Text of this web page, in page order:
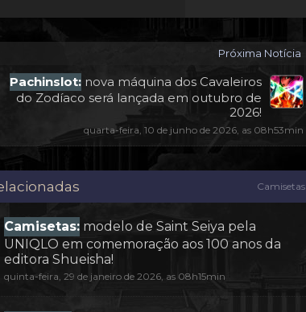
Próxima Notícia
Pachinslot: nova máquina dos Cavaleiros
do Zodíaco será lançada em outubro de
2026!
quarta-feira, 10 de junho de 2026, as 08h53min
Camisetas
Camisetas: modelo de Saint Seiya pela
UNIQLO em comemoração aos 100 anos da
editora Shueisha!
quinta-feira, 29 de janeiro de 2026, as 08h15min